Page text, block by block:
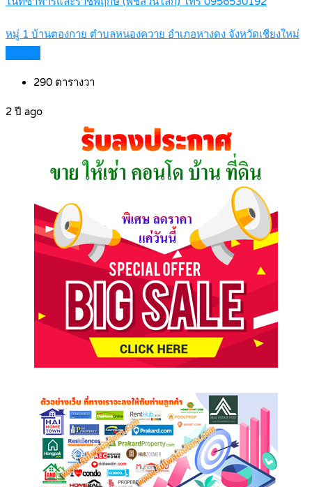
หมู่ 1 บ้านตองกาย ตำบลหนองควาย อำเภอหางดง จังหวัดเชียงใหม่
290 ตารางวา
2 ปี ago